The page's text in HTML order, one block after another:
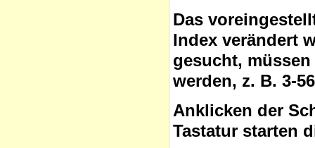
Das
Index verändert
gesucht,
werden, z. B. 3-
Anklicken der
Tastatur starten